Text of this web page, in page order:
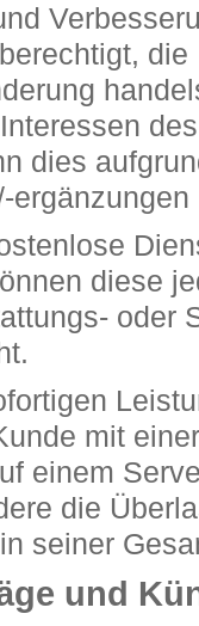
dies
diese
oder
mit
einem
die
seiner
und